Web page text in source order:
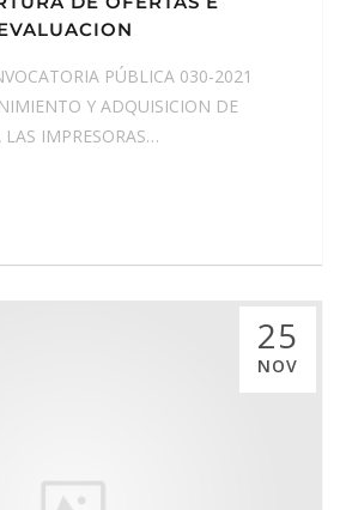
PÚBLICA 030-2021
Y ADQUISICION DE
LAS IMPRESORAS…
25
NOV